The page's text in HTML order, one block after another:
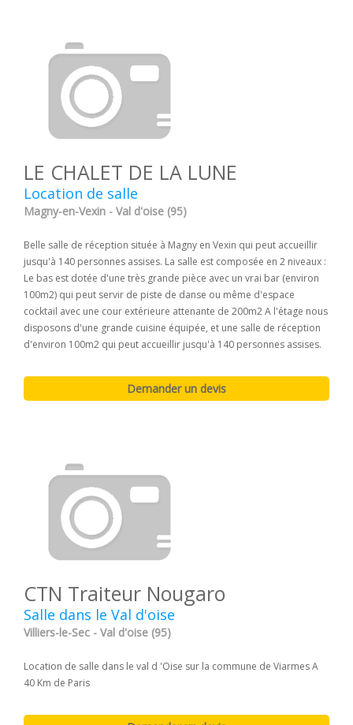
LE CHALET DE LA LUNE
Location de salle
Magny-en-Vexin - Val d'oise (95)
Belle salle de réception située à Magny en Vexin qui peut accueillir
jusqu'à 140 personnes assises. La salle est composée en 2 niveaux :
Le bas est dotée d'une très grande pièce avec un vrai bar (environ
100m2) qui peut servir de piste de danse ou même d'espace
cocktail avec une cour extérieure attenante de 200m2 A l'étage nous
disposons d'une grande cuisine équipée, et une salle de réception
d'environ 100m2 qui peut accueillir jusqu'à 140 personnes assises.
CTN Traiteur Nougaro
Salle dans le Val d'oise
Villiers-le-Sec - Val d'oise (95)
Location de salle dans le val d 'Oise sur la commune de Viarmes A
40 Km de Paris